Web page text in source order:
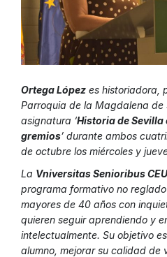
Ortega López es historiadora,
Parroquia de la Magdalena de
asignatura ‘Historia de
gremios’ durante ambos
de octubre los miércoles y
La Vniversitas Senioribus
programa formativo no
mayores de 40 años con
quieren seguir aprendiendo y
intelectualmente. Su objetivo
alumno, mejorar su calidad de